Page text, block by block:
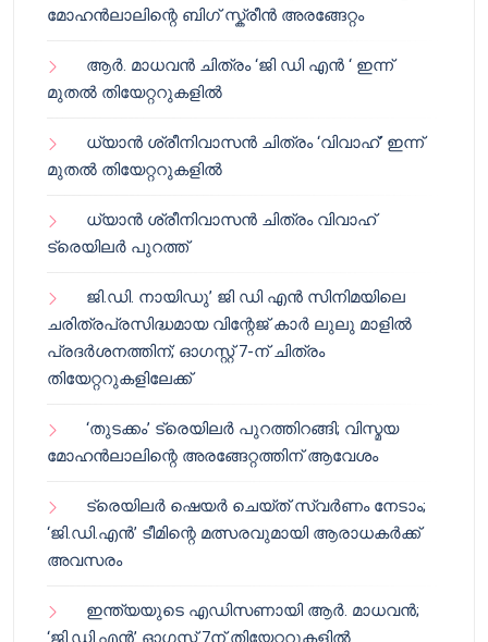
മോഹൻലാലിന്റെ ബിഗ് സ്ക്രീൻ അരങ്ങേറ്റം
ആർ. മാധവൻ ചിത്രം ‘ജി ഡി എൻ ‘ ഇന്ന്
മുതൽ തിയേറ്ററുകളിൽ
ധ്യാൻ ശ്രീനിവാസൻ ചിത്രം ‘വിവാഹ്’ ഇന്ന്
മുതൽ തിയേറ്ററുകളിൽ
ധ്യാൻ ശ്രീനിവാസൻ ചിത്രം വിവാഹ്
ട്രെയിലർ പുറത്ത്
ജി.ഡി. നായിഡു’ ജി ഡി എൻ സിനിമയിലെ
ചരിത്രപ്രസിദ്ധമായ വിന്റേജ് കാർ ലുലു മാളിൽ
പ്രദർശനത്തിന്; ഓഗസ്റ്റ് 7-ന് ചിത്രം
തിയേറ്ററുകളിലേക്ക്
‘തുടക്കം’ ട്രെയിലർ പുറത്തിറങ്ങി; വിസ്മയ
മോഹൻലാലിന്റെ അരങ്ങേറ്റത്തിന് ആവേശം
ട്രെയിലർ ഷെയർ ചെയ്‌ത് സ്വർണം നേടാം;
‘ജി.ഡി.എൻ’ ടീമിന്റെ മത്സരവുമായി ആരാധകർക്ക്
അവസരം
ഇന്ത്യയുടെ എഡിസണായി ആർ. മാധവൻ;
‘ജി.ഡി.എൻ’ ഓഗസ്റ്റ് 7ന് തിയേറ്ററുകളിൽ